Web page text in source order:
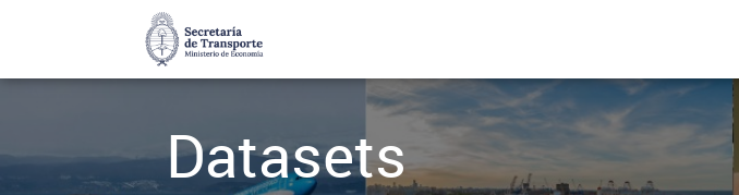
Datasets